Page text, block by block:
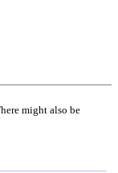
might also be